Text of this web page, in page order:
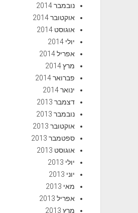
נובמבר 2014
אוקטובר 2014
אוגוסט 2014
יולי 2014
אפריל 2014
מרץ 2014
פברואר 2014
ינואר 2014
דצמבר 2013
נובמבר 2013
אוקטובר 2013
ספטמבר 2013
אוגוסט 2013
יולי 2013
יוני 2013
מאי 2013
אפריל 2013
מרץ 2013